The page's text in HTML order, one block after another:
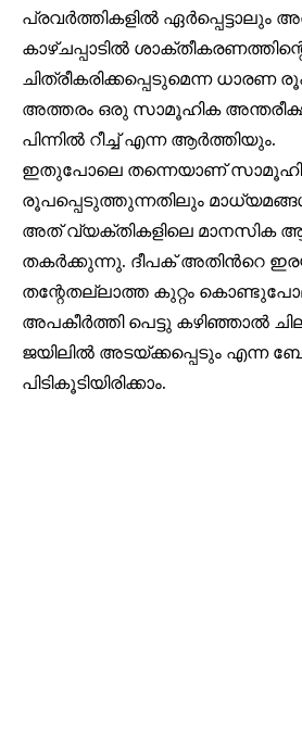
32,111
Followers Followers
പ്രവർത്തികളിൽ ഏർപ്പെട്ടാലും
കാഴ്ചപ്പാടിൽ
ചിത്രീകരിക്കപ്പെടുമെന്ന ധാരണ
അത്തരം ഒരു സാമൂഹിക
പിന്നിൽ റീച്ച് എന്ന ആർത്തിയും.
ഇതുപോലെ തന്നെയാണ് സാമൂഹിക
രൂപപ്പെടുത്തുന്നതിലും
അത് വ്യക്തികളിലെ മാനസിക
തകർക്കുന്നു. ദീപക് അതിൻറെ
തന്റേതല്ലാത്ത കുറ്റം
അപകീർത്തി പെട്ടു കഴിഞ്ഞാൽ
ജയിലിൽ അടയ്ക്കപ്പെടും എന്ന
പിടികൂടിയിരിക്കാം.